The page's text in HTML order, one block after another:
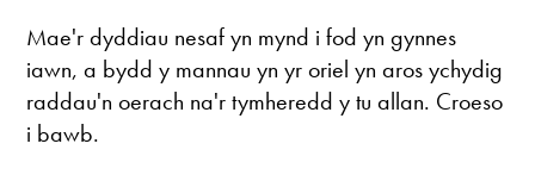
Mae'r dyddiau nesaf yn mynd i fod yn gynnes
iawn, a bydd y mannau yn yr oriel yn aros ychydig
raddau'n oerach na'r tymheredd y tu allan. Croeso
i bawb.